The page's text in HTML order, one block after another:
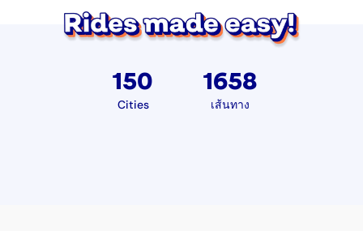
150
Cities
1658
เส้นทาง